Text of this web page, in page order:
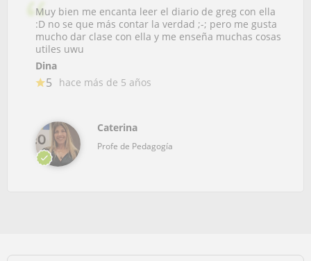
Muy bien me encanta leer el diario de greg con ella
:D no se que más contar la verdad ;-; pero me gusta
mucho dar clase con ella y me enseña muchas cosas
utiles uwu
Dina
5 hace más de 5 años
Caterina
Profe de Pedagogía